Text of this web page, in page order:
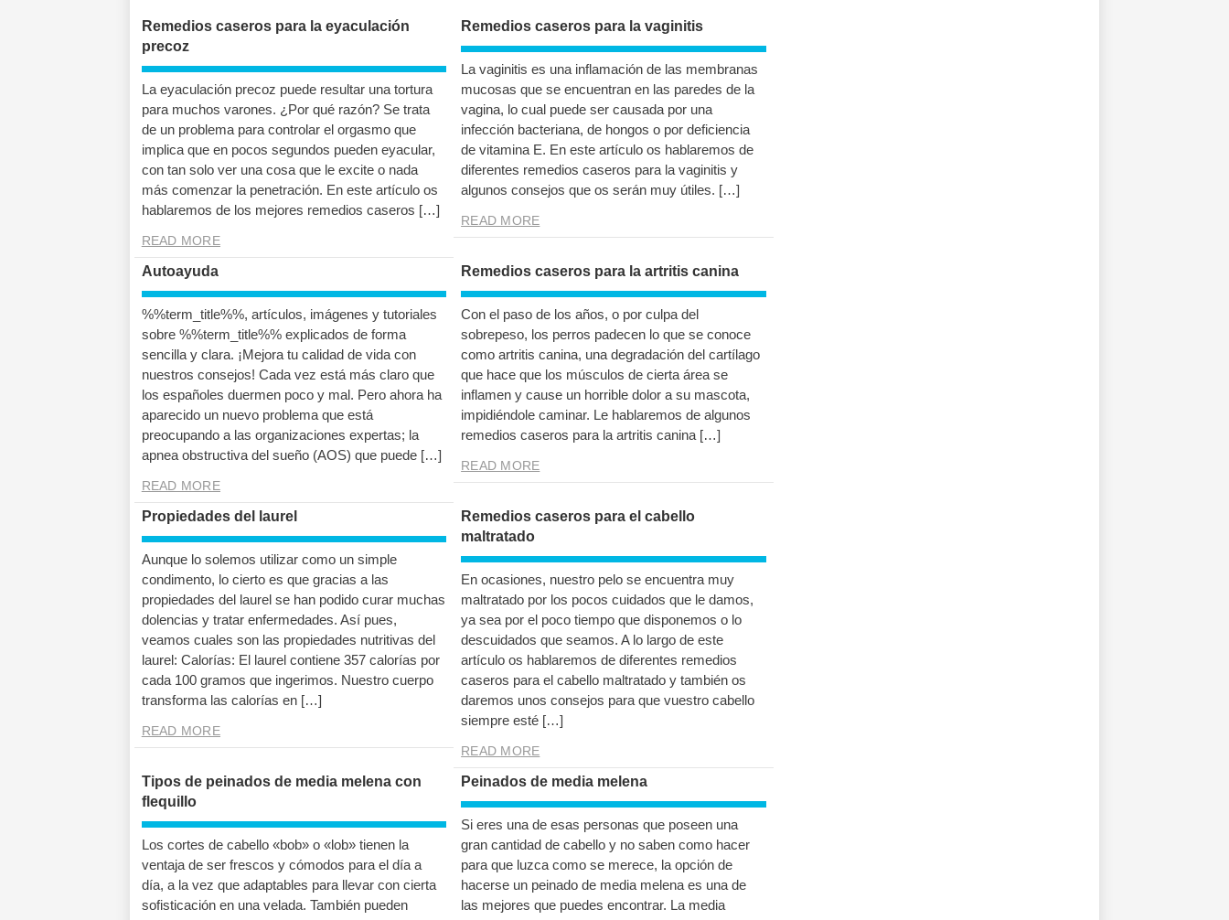
Remedios caseros para la eyaculación
precoz
La eyaculación precoz puede resultar una tortura
para muchos varones. ¿Por qué razón? Se trata
de un problema para controlar el orgasmo que
implica que en pocos segundos pueden eyacular,
con tan solo ver una cosa que le excite o nada
más comenzar la penetración. En este artículo os
hablaremos de los mejores remedios caseros […]
READ MORE
Remedios caseros para la vaginitis
La vaginitis es una inflamación de las membranas
mucosas que se encuentran en las paredes de la
vagina, lo cual puede ser causada por una
infección bacteriana, de hongos o por deficiencia
de vitamina E. En este artículo os hablaremos de
diferentes remedios caseros para la vaginitis y
algunos consejos que os serán muy útiles. […]
READ MORE
Autoayuda
%%term_title%%, artículos, imágenes y tutoriales
sobre %%term_title%% explicados de forma
sencilla y clara. ¡Mejora tu calidad de vida con
nuestros consejos! Cada vez está más claro que
los españoles duermen poco y mal. Pero ahora ha
aparecido un nuevo problema que está
preocupando a las organizaciones expertas; la
apnea obstructiva del sueño (AOS) que puede […]
READ MORE
Remedios caseros para la artritis canina
Con el paso de los años, o por culpa del
sobrepeso, los perros padecen lo que se conoce
como artritis canina, una degradación del cartílago
que hace que los músculos de cierta área se
inflamen y cause un horrible dolor a su mascota,
impidiéndole caminar. Le hablaremos de algunos
remedios caseros para la artritis canina […]
READ MORE
Propiedades del laurel
Aunque lo solemos utilizar como un simple
condimento, lo cierto es que gracias a las
propiedades del laurel se han podido curar muchas
dolencias y tratar enfermedades. Así pues,
veamos cuales son las propiedades nutritivas del
laurel: Calorías: El laurel contiene 357 calorías por
cada 100 gramos que ingerimos. Nuestro cuerpo
transforma las calorías en […]
READ MORE
Remedios caseros para el cabello
maltratado
En ocasiones, nuestro pelo se encuentra muy
maltratado por los pocos cuidados que le damos,
ya sea por el poco tiempo que disponemos o lo
descuidados que seamos. A lo largo de este
artículo os hablaremos de diferentes remedios
caseros para el cabello maltratado y también os
daremos unos consejos para que vuestro cabello
siempre esté […]
READ MORE
Tipos de peinados de media melena con
flequillo
Los cortes de cabello «bob» o «lob» tienen la
ventaja de ser frescos y cómodos para el día a
día, a la vez que adaptables para llevar con cierta
sofisticación en una velada. También pueden
Peinados de media melena
Si eres una de esas personas que poseen una
gran cantidad de cabello y no saben como hacer
para que luzca como se merece, la opción de
hacerse un peinado de media melena es una de
las mejores que puedes encontrar. La media